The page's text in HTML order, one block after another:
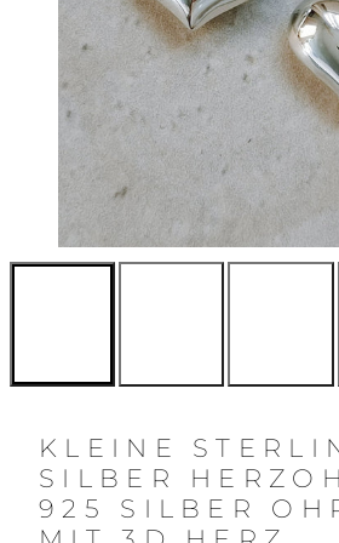
KLEINE
SILBER
925 SILBER